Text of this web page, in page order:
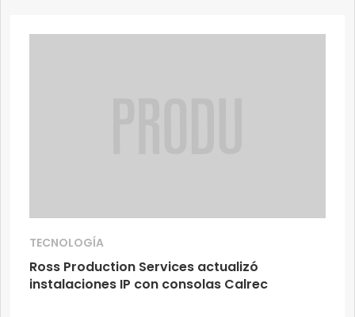
TECNOLOGÍA
Ross Production Services actualizó
instalaciones IP con consolas Calrec